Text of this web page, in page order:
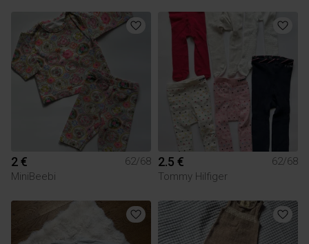
2 €
62/68
MiniBeebi
2.5 €
62/68
Tommy Hilfiger